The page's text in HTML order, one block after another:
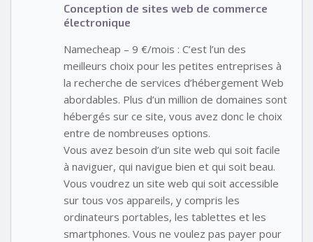
Conception de sites web de commerce
électronique
Namecheap – 9 €/mois : C’est l’un des
meilleurs choix pour les petites entreprises à
la recherche de services d’hébergement Web
abordables. Plus d’un million de domaines sont
hébergés sur ce site, vous avez donc le choix
entre de nombreuses options.
Vous avez besoin d’un site web qui soit facile
à naviguer, qui navigue bien et qui soit beau.
Vous voudrez un site web qui soit accessible
sur tous vos appareils, y compris les
ordinateurs portables, les tablettes et les
smartphones. Vous ne voulez pas payer pour